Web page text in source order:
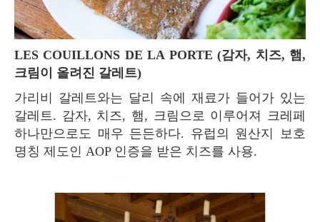
LES COUILLONS DE LA PORTE (감자, 치즈, 햄,
크림이 올려진 갈레트)
가리비 갈레트와는 달리 속에 재료가 들어가 있는
갈레트. 감자, 치즈, 햄, 크림으로 이루어져 크레페
하나만으로도 매우 든든하다. 유럽의 원산지 보호
명칭 제도인 AOP 인증을 받은 치즈를 사용.